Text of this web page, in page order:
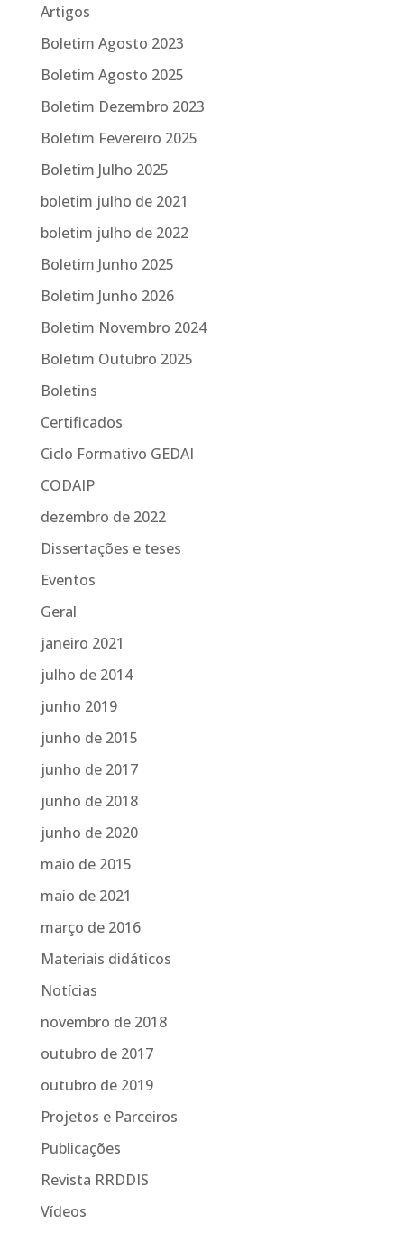
Artigos
Boletim Agosto 2023
Boletim Agosto 2025
Boletim Dezembro 2023
Boletim Fevereiro 2025
Boletim Julho 2025
boletim julho de 2021
boletim julho de 2022
Boletim Junho 2025
Boletim Junho 2026
Boletim Novembro 2024
Boletim Outubro 2025
Boletins
Certificados
Ciclo Formativo GEDAI
CODAIP
dezembro de 2022
Dissertações e teses
Eventos
Geral
janeiro 2021
julho de 2014
junho 2019
junho de 2015
junho de 2017
junho de 2018
junho de 2020
maio de 2015
maio de 2021
março de 2016
Materiais didáticos
Notícias
novembro de 2018
outubro de 2017
outubro de 2019
Projetos e Parceiros
Publicações
Revista RRDDIS
Vídeos